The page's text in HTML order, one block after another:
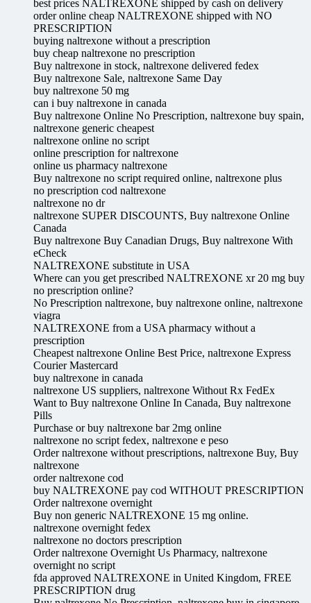
best prices NALTREXONE shipped by cash on delivery
order online cheap NALTREXONE shipped with NO
PRESCRIPTION
buying naltrexone without a prescription
buy cheap naltrexone no prescription
Buy naltrexone in stock, naltrexone delivered fedex
Buy naltrexone Sale, naltrexone Same Day
buy naltrexone 50 mg
can i buy naltrexone in canada
Buy naltrexone Online No Prescription, naltrexone buy spain,
naltrexone generic cheapest
naltrexone online no script
online prescription for naltrexone
online us pharmacy naltrexone
Buy naltrexone no script required online, naltrexone plus
no prescription cod naltrexone
naltrexone no dr
naltrexone SUPER DISCOUNTS, Buy naltrexone Online
Canada
Buy naltrexone Buy Canadian Drugs, Buy naltrexone With
eCheck
NALTREXONE substitute in USA
Where can you get prescribed NALTREXONE xr 20 mg buy
no prescription online?
No Prescription naltrexone, buy naltrexone online, naltrexone
viagra
NALTREXONE from a USA pharmacy without a
prescription
Cheapest naltrexone Online Best Price, naltrexone Express
Courier Mastercard
buy naltrexone in canada
naltrexone US suppliers, naltrexone Without Rx FedEx
Want to Buy naltrexone Online In Canada, Buy naltrexone
Pills
Purchase or buy naltrexone bar 2mg online
naltrexone no script fedex, naltrexone e peso
Order naltrexone without prescriptions, naltrexone Buy, Buy
naltrexone
order naltrexone cod
buy NALTREXONE pay cod WITHOUT PRESCRIPTION
Order naltrexone overnight
Buy non generic NALTREXONE 15 mg online.
naltrexone overnight fedex
naltrexone no doctors prescription
Order naltrexone Overnight Us Pharmacy, naltrexone
overnight no script
fda approved NALTREXONE in United Kingdom, FREE
PRESCRIPTION drug